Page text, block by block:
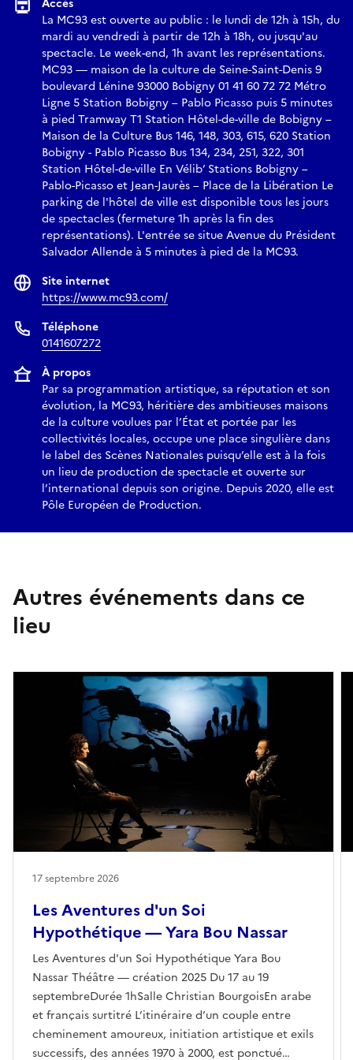
Concept et performance Marah Haj Hussein & Nur Garabli
Dramaturgie et collaboration artistique Krystel Khoury
Création lumière Pôl Seif
Costume Smila Zinecker
Musique et composition Verena Rizzo
Régie son Korin Rizzo
Scénographie Agnese Forlani
Production Monty
Coproduction Kunstencentrum BUDA ; Saraya Theater ;
Theater Rotterdam ; Points communs – Nouvelle scène
nationale Cergy-Pontoise / Val-d’Oise ; Fondation
Royaumont ; La Villette/EPPGHV ; Centre national de la
danse (CND) ; De Singel ; La Briqueterie CDCN ; Les Halles
de Schaerbeek ; Frascati Producties ; Le Maillon, Théâtre de
Avec le soutien du Gouvernement Flamand | Ammodo
Remerciements à Rabeah Morkus Dance Studio – Kofor Yasif,
The Work Room – Glasgow, Battersea Arts Centre – London,
KAAP – Bruges, Hana Dance House – Haifa et toutes les
personnes qui nous ont soutenu tout au long.
Réserver
La MC93 est ouverte au public : le lundi de 12h à 15h, du
mardi au vendredi à partir de 12h à 18h, ou jusqu'au
spectacle. Le week-end, 1h avant les représentations.
MC93 — maison de la culture de Seine-Saint-Denis 9
boulevard Lénine 93000 Bobigny 01 41 60 72 72 Métro
Ligne 5 Station Bobigny – Pablo Picasso puis 5 minutes
à pied Tramway T1 Station Hôtel-de-ville de Bobigny –
Maison de la Culture Bus 146, 148, 303, 615, 620 Station
Bobigny - Pablo Picasso Bus 134, 234, 251, 322, 301
Station Hôtel-de-ville En Vélib’ Stations Bobigny –
Pablo-Picasso et Jean-Jaurès – Place de la Libération Le
parking de l'hôtel de ville est disponible tous les jours
de spectacles (fermeture 1h après la fin des
représentations). L'entrée se situe Avenue du Président
Salvador Allende à 5 minutes à pied de la MC93.
Site internet
https://www.mc93.com/
Téléphone
0141607272
À propos
Par sa programmation artistique, sa réputation et son
évolution, la MC93, héritière des ambitieuses maisons
de la culture voulues par l’État et portée par les
collectivités locales, occupe une place singulière dans
le label des Scènes Nationales puisqu’elle est à la fois
un lieu de production de spectacle et ouverte sur
l’international depuis son origine. Depuis 2020, elle est
Pôle Européen de Production.
Autres événements dans ce
lieu
Les Aventures d'un Soi
Hypothétique — Yara Bou Nassar
Les Aventures d'un Soi Hypothétique Yara Bou
Nassar Théâtre — création 2025 Du 17 au 19
septembreDurée 1hSalle Christian BourgoisEn arabe
et français surtitré L’itinéraire d’un couple entre
cheminement amoureux, initiation artistique et exils
successifs, des années 1970 à 2000, est ponctué
17 septembre 2026